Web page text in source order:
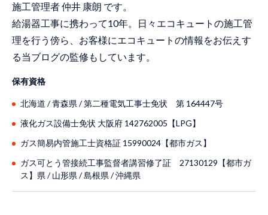
施工管理者 仲井 康朗 です。
給湯器工事に携わって10年。日々エコキュートの施工管
理を行う傍ら、お客様にエコキュートの情報をお伝えす
る当ブログの監修もしています。
保有資格
北海道 / ⻘森県 / 第二種電気工事士免状 第 164447号
液化ガス設備士免状 大阪府 142762005【LPG】
ガス簡易内管施工士資格証 15990024【都市ガス】
ガス可とう管接続工事監督者講習修了証 27130129【都市ガ
ス】県 / ⼭形県 / 島根県 / 沖縄県